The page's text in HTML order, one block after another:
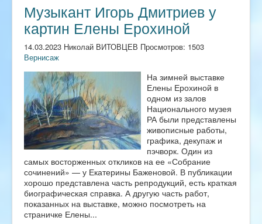
Музыкант Игорь Дмитриев у
картин Елены Ерохиной
14.03.2023 Николай ВИТОВЦЕВ Просмотров: 1503
Вернисаж
На зимней выставке
Елены Ерохиной в
одном из залов
Национального музея
РА были представлены
живописные работы,
графика, декупаж и
пэчворк. Один из
самых восторженных откликов на ее «Собрание
сочинений» — у Екатерины Баженовой. В публикации
хорошо представлена часть репродукций, есть краткая
биографическая справка. А другую часть работ,
показанных на выставке, можно посмотреть на
страничке Елены...